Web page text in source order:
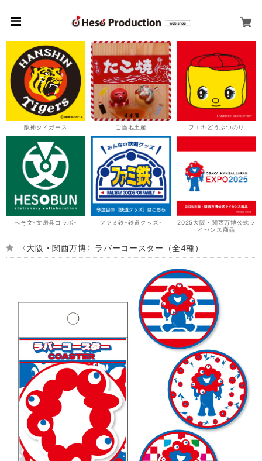
阪神タイガース ご当地土産 フエキどうぶつのり
へそ文-文房具コラボ- ファミ鉄-鉄道グッズ-
2025大阪・関西万博公式ラ
イセンス商品
〈大阪・関西万博〉ラバーコースター（全4種）